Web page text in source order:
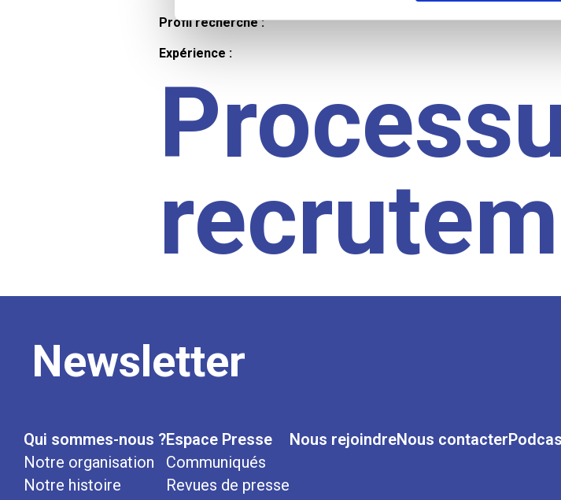
Profil recherché :
Expérience :
Newsletter
Qui sommes-nous ?
Notre organisation
Notre histoire
Espace Presse
Communiqués
Revues de presse
Nous rejoindreNous contacter